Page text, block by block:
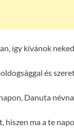
így kívánok
és
Danuta
hiszen ma a te